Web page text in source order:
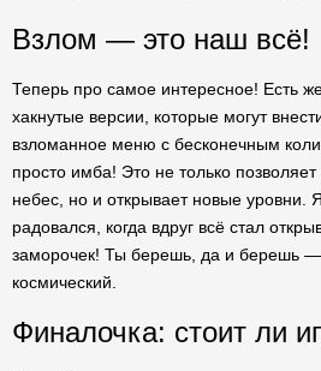
Взлом — это наш всё!
Теперь про самое интересное! Есть
хакнутые версии, которые могут
взломанное меню с бесконечным
просто имба! Это не только
небес, но и открывает новые уровни.
радовался, когда вдруг всё стал
заморочек! Ты берешь, да и берешь
космический.
Финалочка: стоит ли